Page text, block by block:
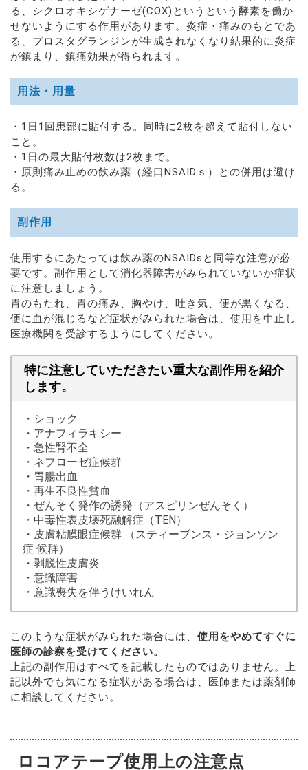
る、シクロオキシゲナーゼ(COX)というという酵素を働か
せないようにする作用があります。炎症・痛みのもとであ
る、プロスタグランジンが生成されなくなり結果的に炎症
が鎮まり、鎮痛効果が得られます。
用法・用量
・1日1回患部に貼付する。同時に2枚を超えて貼付しない
こと。
・1日の最大貼付枚数は2枚まで。
・原則痛み止めの飲み薬（経口NSAIDｓ）との併用は避け
る。
副作用
使用するにあたっては飲み薬のNSAIDsと同等な注意が必
要です。副作用として消化器障害がみられていないか症状
に注意しましょう。
胃のもたれ、胃の痛み、胸やけ、吐き気、便が黒くなる、
便に血が混じるなど症状がみられた場合は、使用を中止し
医療機関を受診するようにしてください。
特に注意していただきたい重大な副作用を紹介
します。
・ショック
・アナフィラキシー
・急性腎不全
・ネフローゼ症候群
・胃腸出血
・再生不良性貧血
・ぜんそく発作の誘発（アスピリンぜんそく）
・中毒性表皮壊死融解症（TEN）
・皮膚粘膜眼症候群 （スティーブンス・ジョンソン
症 候群）
・剥脱性皮膚炎
・意識障害
・意識喪失を伴うけいれん
このような症状がみられた場合には、 使用をやめてすぐに
医師の診察を受けてください。
上記の副作用はすべてを記載したものではありません。上
記以外でも気になる症状がある場合は、医師または薬剤師
に相談してください。
ロコアテープ使用上の注意点